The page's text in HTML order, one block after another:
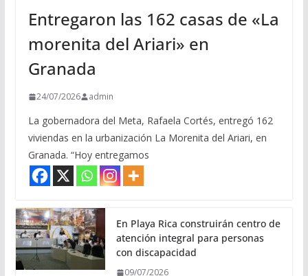
Entregaron las 162 casas de «La
morenita del Ariari» en
Granada
24/07/2026 admin
La gobernadora del Meta, Rafaela Cortés, entregó 162
viviendas en la urbanización La Morenita del Ariari, en
Granada. “Hoy entregamos
En Playa Rica construirán centro de
atención integral para personas
con discapacidad
09/07/2026